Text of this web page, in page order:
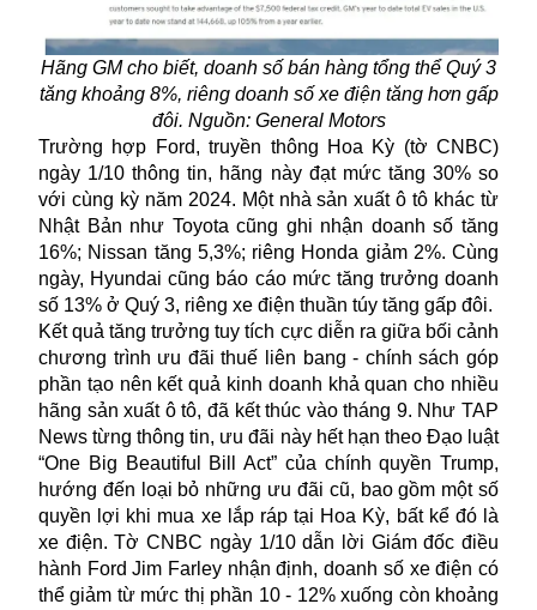
Hãng GM cho biết, doanh số bán hàng tổng thể Quý 3
tăng khoảng 8%, riêng doanh số xe điện tăng hơn gấp
đôi. Nguồn: General Motors
Trường hợp Ford, truyền thông Hoa Kỳ (tờ CNBC)
ngày 1/10 thông tin, hãng này đạt mức tăng 30% so
với cùng kỳ năm 2024. Một nhà sản xuất ô tô khác từ
Nhật Bản như Toyota cũng ghi nhận doanh số tăng
16%; Nissan tăng 5,3%; riêng Honda giảm 2%. Cùng
ngày, Hyundai cũng báo cáo mức tăng trưởng doanh
số 13% ở Quý 3, riêng xe điện thuần túy tăng gấp đôi.
Kết quả tăng trưởng tuy tích cực diễn ra giữa bối cảnh
chương trình ưu đãi thuế liên bang - chính sách góp
phần tạo nên kết quả kinh doanh khả quan cho nhiều
hãng sản xuất ô tô, đã kết thúc vào tháng 9. Như TAP
News từng thông tin, ưu đãi này hết hạn theo Đạo luật
“One Big Beautiful Bill Act” của chính quyền Trump,
hướng đến loại bỏ những ưu đãi cũ, bao gồm một số
quyền lợi khi mua xe lắp ráp tại Hoa Kỳ, bất kể đó là
xe điện. Tờ CNBC ngày 1/10 dẫn lời Giám đốc điều
hành Ford Jim Farley nhận định, doanh số xe điện có
thể giảm từ mức thị phần 10 - 12% xuống còn khoảng